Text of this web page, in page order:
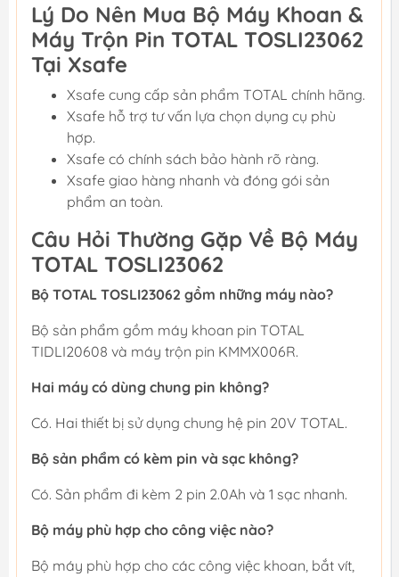
Lý Do Nên Mua Bộ Máy Khoan &
Máy Trộn Pin TOTAL TOSLI23062
Tại Xsafe
Xsafe cung cấp sản phẩm TOTAL chính hãng.
Xsafe hỗ trợ tư vấn lựa chọn dụng cụ phù
hợp.
Xsafe có chính sách bảo hành rõ ràng.
Xsafe giao hàng nhanh và đóng gói sản
phẩm an toàn.
Câu Hỏi Thường Gặp Về Bộ Máy
TOTAL TOSLI23062
Bộ TOTAL TOSLI23062 gồm những máy nào?
Bộ sản phẩm gồm máy khoan pin TOTAL
TIDLI20608 và máy trộn pin KMMX006R.
Hai máy có dùng chung pin không?
Có. Hai thiết bị sử dụng chung hệ pin 20V TOTAL.
Bộ sản phẩm có kèm pin và sạc không?
Có. Sản phẩm đi kèm 2 pin 2.0Ah và 1 sạc nhanh.
Bộ máy phù hợp cho công việc nào?
Bộ máy phù hợp cho các công việc khoan, bắt vít,